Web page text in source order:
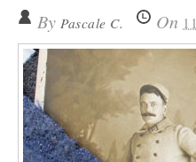
By Pascale C. On